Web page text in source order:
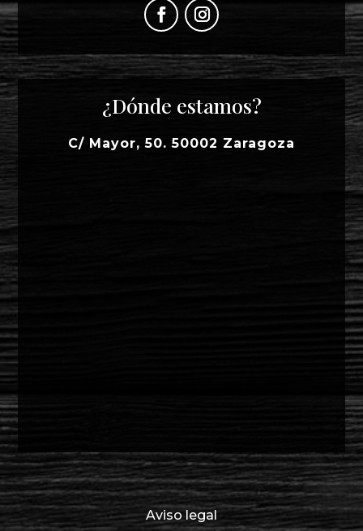
¿Dónde estamos?
C/ Mayor, 50. 50002 Zaragoza
Aviso legal